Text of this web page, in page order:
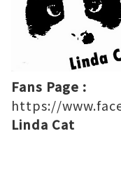
Fans Page :
https://
Linda Cat